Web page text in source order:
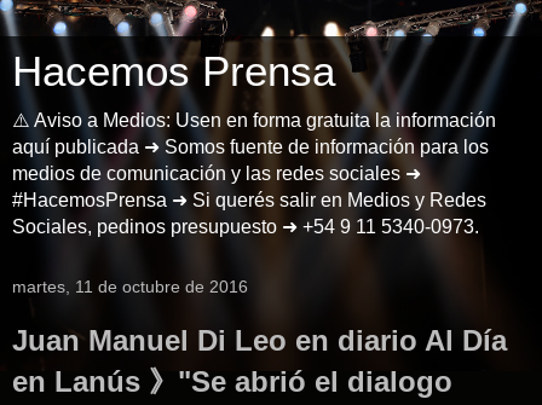
Hacemos Prensa
⚠️ Aviso a Medios: Usen en forma gratuita la información
aquí publicada ➜ Somos fuente de información para los
medios de comunicación y las redes sociales ➜
#HacemosPrensa ➜ Si querés salir en Medios y Redes
Sociales, pedinos presupuesto ➜ +54 9 11 5340-0973.
martes, 11 de octubre de 2016
Juan Manuel Di Leo en diario Al Día
en Lanús 》"Se abrió el dialogo